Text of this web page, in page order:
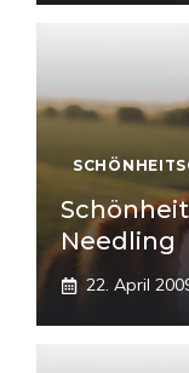
Needling
22. April